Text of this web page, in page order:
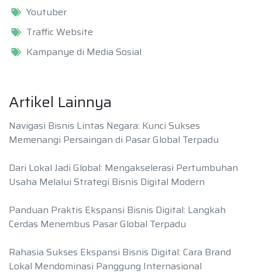
Youtuber
Traffic Website
Kampanye di Media Sosial
Artikel Lainnya
Navigasi Bisnis Lintas Negara: Kunci Sukses
Memenangi Persaingan di Pasar Global Terpadu
Dari Lokal Jadi Global: Mengakselerasi Pertumbuhan
Usaha Melalui Strategi Bisnis Digital Modern
Panduan Praktis Ekspansi Bisnis Digital: Langkah
Cerdas Menembus Pasar Global Terpadu
Rahasia Sukses Ekspansi Bisnis Digital: Cara Brand
Lokal Mendominasi Panggung Internasional